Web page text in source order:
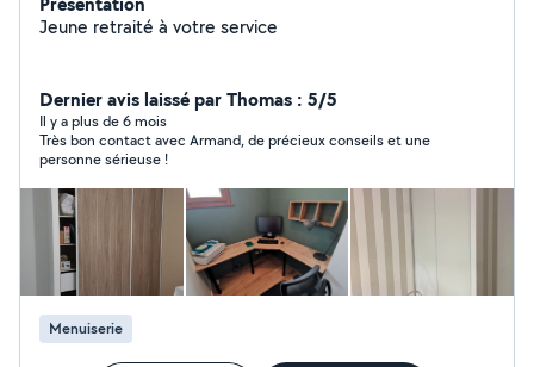
Jeune retraité à votre service
Dernier avis laissé par Thomas : 5/5
Il y a plus de 6 mois
Très bon contact avec Armand, de précieux conseils et une
personne sérieuse !
Menuiserie